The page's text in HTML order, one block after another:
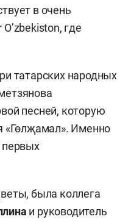
в очень
где
татарских народных
песней, которую
«Гөлҗамал». Именно
первых
была коллега
и руководитель